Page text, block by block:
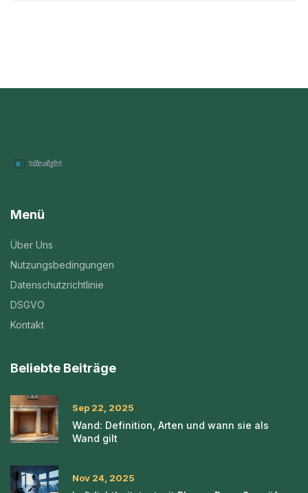
Menü
Über Uns
Nutzungsbedingungen
Datenschutzrichtlinie
DSGVO
Kontakt
Beliebte Beiträge
Sep 22, 2025
Wand: Definition, Arten und wann sie als
Wand gilt
Nov 24, 2025